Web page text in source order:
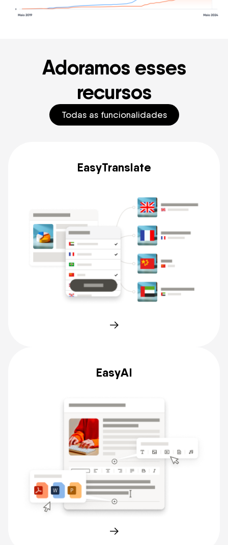
Adoramos esses
recursos
Todas as funcionalidades
EasyTranslate
EasyAI